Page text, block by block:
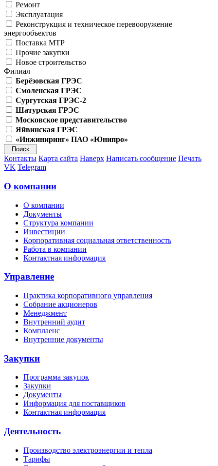
Ремонт
Эксплуатация
Реконструкция и техническое перевооружение
энергообъектов
Поставка МТР
Прочие закупки
Новое строительство
Филиал
Берёзовская ГРЭС
Смоленская ГРЭС
Сургутская ГРЭС-2
Шатурская ГРЭС
Московское представительство
Яйвинская ГРЭС
«Инжиниринг» ПАО «Юнипро»
Контакты Карта сайта Наверх Написать сообщение Печать
VK Telegram
О компании
О компании
Документы
Структура компании
Инвестиции
Корпоративная социальная ответственность
Работа в компании
Контактная информация
Управление
Практика корпоративного управления
Собрание акционеров
Менеджмент
Внутренний аудит
Комплаенс
Внутренние документы
Закупки
Программа закупок
Закупки
Документы
Информация для поставщиков
Контактная информация
Деятельность
Производство электроэнергии и тепла
Тарифы